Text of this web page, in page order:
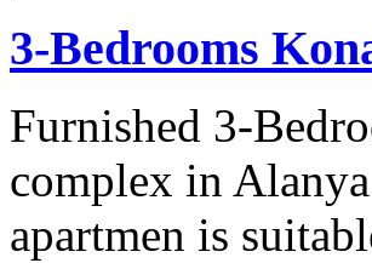
3-Bedrooms
Furnished 3-
complex in
apartmen is